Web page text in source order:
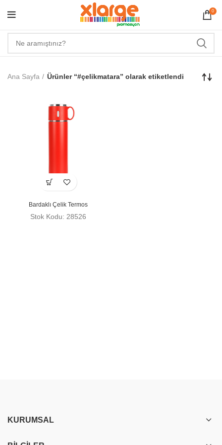
0
Ana Sayfa Ürünler “#çelikmatara” olarak etiketlendi
Bardaklı Çelik Termos
Stok Kodu: 28526
KURUMSAL